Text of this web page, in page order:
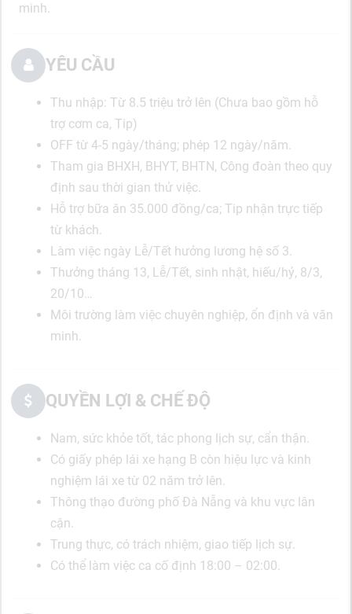
minh.
YÊU CẦU
Thu nhập: Từ 8.5 triệu trở lên (Chưa bao gồm hỗ
trợ cơm ca, Tip)
OFF từ 4-5 ngày/tháng; phép 12 ngày/năm.
Tham gia BHXH, BHYT, BHTN, Công đoàn theo quy
định sau thời gian thử việc.
Hỗ trợ bữa ăn 35.000 đồng/ca; Tip nhận trực tiếp
từ khách.
Làm việc ngày Lễ/Tết hưởng lương hệ số 3.
Thưởng tháng 13, Lễ/Tết, sinh nhật, hiếu/hỷ, 8/3,
20/10…
Môi trường làm việc chuyên nghiệp, ổn định và văn
minh.
QUYỀN LỢI & CHẾ ĐỘ
Nam, sức khỏe tốt, tác phong lịch sự, cẩn thận.
Có giấy phép lái xe hạng B còn hiệu lực và kinh
nghiệm lái xe từ 02 năm trở lên.
Thông thạo đường phố Đà Nẵng và khu vực lân
cận.
Trung thực, có trách nhiệm, giao tiếp lịch sự.
Có thể làm việc ca cố định 18:00 – 02:00.